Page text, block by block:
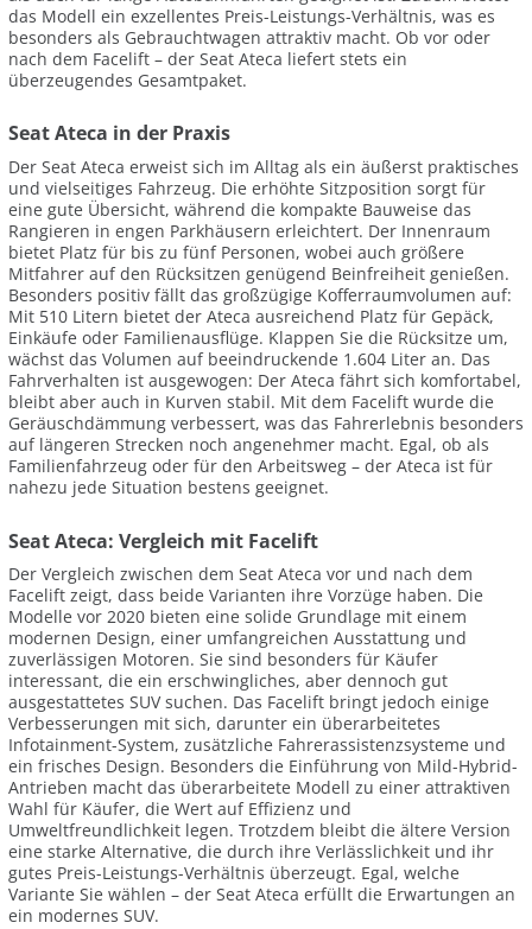
das Modell ein exzellentes Preis-Leistungs-Verhältnis, was es
besonders als Gebrauchtwagen attraktiv macht. Ob vor oder
nach dem Facelift – der Seat Ateca liefert stets ein
überzeugendes Gesamtpaket.
Seat Ateca in der Praxis
Der Seat Ateca erweist sich im Alltag als ein äußerst praktisches
und vielseitiges Fahrzeug. Die erhöhte Sitzposition sorgt für
eine gute Übersicht, während die kompakte Bauweise das
Rangieren in engen Parkhäusern erleichtert. Der Innenraum
bietet Platz für bis zu fünf Personen, wobei auch größere
Mitfahrer auf den Rücksitzen genügend Beinfreiheit genießen.
Besonders positiv fällt das großzügige Kofferraumvolumen auf:
Mit 510 Litern bietet der Ateca ausreichend Platz für Gepäck,
Einkäufe oder Familienausflüge. Klappen Sie die Rücksitze um,
wächst das Volumen auf beeindruckende 1.604 Liter an. Das
Fahrverhalten ist ausgewogen: Der Ateca fährt sich komfortabel,
bleibt aber auch in Kurven stabil. Mit dem Facelift wurde die
Geräuschdämmung verbessert, was das Fahrerlebnis besonders
auf längeren Strecken noch angenehmer macht. Egal, ob als
Familienfahrzeug oder für den Arbeitsweg – der Ateca ist für
nahezu jede Situation bestens geeignet.
Seat Ateca: Vergleich mit Facelift
Der Vergleich zwischen dem Seat Ateca vor und nach dem
Facelift zeigt, dass beide Varianten ihre Vorzüge haben. Die
Modelle vor 2020 bieten eine solide Grundlage mit einem
modernen Design, einer umfangreichen Ausstattung und
zuverlässigen Motoren. Sie sind besonders für Käufer
interessant, die ein erschwingliches, aber dennoch gut
ausgestattetes SUV suchen. Das Facelift bringt jedoch einige
Verbesserungen mit sich, darunter ein überarbeitetes
Infotainment-System, zusätzliche Fahrerassistenzsysteme und
ein frisches Design. Besonders die Einführung von Mild-Hybrid-
Antrieben macht das überarbeitete Modell zu einer attraktiven
Wahl für Käufer, die Wert auf Effizienz und
Umweltfreundlichkeit legen. Trotzdem bleibt die ältere Version
eine starke Alternative, die durch ihre Verlässlichkeit und ihr
gutes Preis-Leistungs-Verhältnis überzeugt. Egal, welche
Variante Sie wählen – der Seat Ateca erfüllt die Erwartungen an
ein modernes SUV.